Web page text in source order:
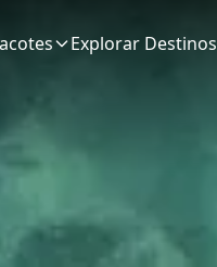
Explorar Destinos